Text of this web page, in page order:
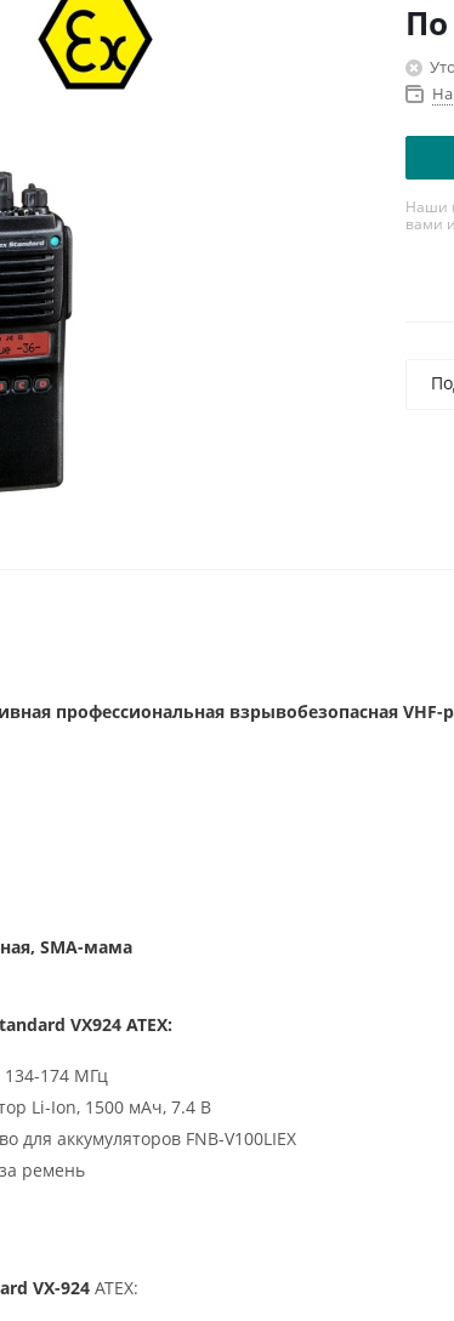
По
Наши
вами
профессиональная взрывобезопасная
SMA-мама
VX924 ATEX:
134-174 МГц
Li-Ion, 1500 мАч, 7.4 В
для аккумуляторов FNB-V100LIEX
ремень
VX-924 ATEX: